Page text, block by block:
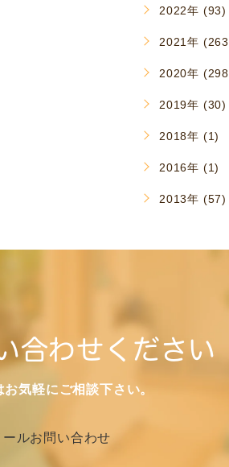
2022年 (93)
2021年
2020年
2019年 (30)
2018年 (1)
2016年 (1)
2013年 (57)
合わせください
気軽にご相談下さい。